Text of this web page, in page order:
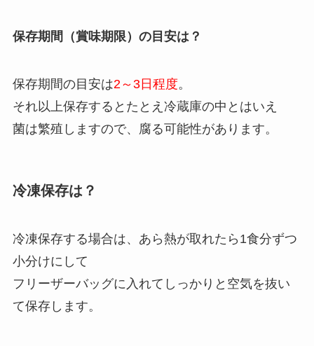
保存期間（賞味期限）の目安は？
保存期間の目安は2～3日程度。
それ以上保存するとたとえ冷蔵庫の中とはいえ
菌は繁殖しますので、腐る可能性があります。
冷凍保存は？
冷凍保存する場合は、あら熱が取れたら1食分ずつ
小分けにして
フリーザーバッグに入れてしっかりと空気を抜い
て保存します。